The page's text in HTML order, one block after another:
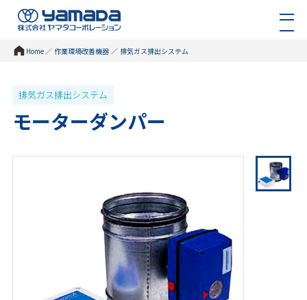
Home ／ 作業環境改善機器 ／ 排気ガス排出システム
排気ガス排出システム
モーターダンパー